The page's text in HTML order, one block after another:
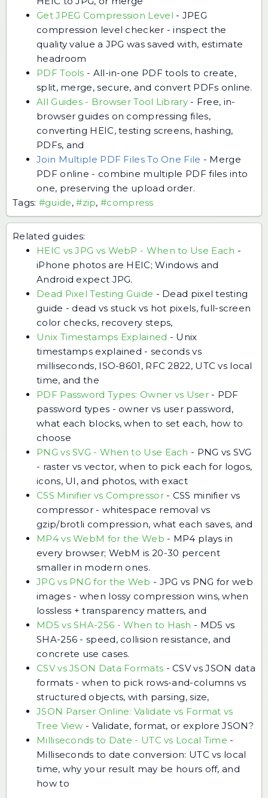
Get JPEG Compression Level - JPEG
compression level checker - inspect the
quality value a JPG was saved with, estimate
headroom
PDF Tools - All-in-one PDF tools to create,
split, merge, secure, and convert PDFs online.
All Guides - Browser Tool Library- Free, in-
browser guides on compressing files,
converting HEIC, testing screens, hashing,
PDFs, and
Join Multiple PDF Files To One File - Merge
PDF online - combine multiple PDF files into
one, preserving the upload order.
Tags: #guide,#zip,#compress
Related guides:
HEIC vs JPG vs WebP - When to Use Each -
iPhone photos are HEIC; Windows and
Android expect JPG.
Dead Pixel Testing Guide - Dead pixel testing
guide - dead vs stuck vs hot pixels, full-screen
color checks, recovery steps,
Unix Timestamps Explained - Unix
timestamps explained - seconds vs
milliseconds, ISO-8601, RFC 2822, UTC vs local
time, and the
PDF Password Types: Owner vs User- PDF
password types - owner vs user password,
what each blocks, when to set each, how to
choose
PNG vs SVG - When to Use Each - PNG vs SVG
- raster vs vector, when to pick each for logos,
icons, UI, and photos, with exact
CSS Minifier vs Compressor- CSS minifier vs
compressor - whitespace removal vs
gzip/brotli compression, what each saves, and
MP4 vs WebM for the Web - MP4 plays in
every browser; WebM is 20-30 percent
smaller in modern ones.
JPG vs PNG for the Web - JPG vs PNG for web
images - when lossy compression wins, when
lossless + transparency matters, and
MD5 vs SHA-256 - When to Hash - MD5 vs
SHA-256 - speed, collision resistance, and
concrete use cases.
CSV vs JSON Data Formats -CSV vs JSON data
formats - when to pick rows-and-columns vs
structured objects, with parsing, size,
JSON Parser Online: Validate vs Format vs
Tree View - Validate, format, or explore JSON?
Milliseconds to Date - UTC vs Local Time -
Milliseconds to date conversion: UTC vs local
time, why your result may be hours off, and
how to